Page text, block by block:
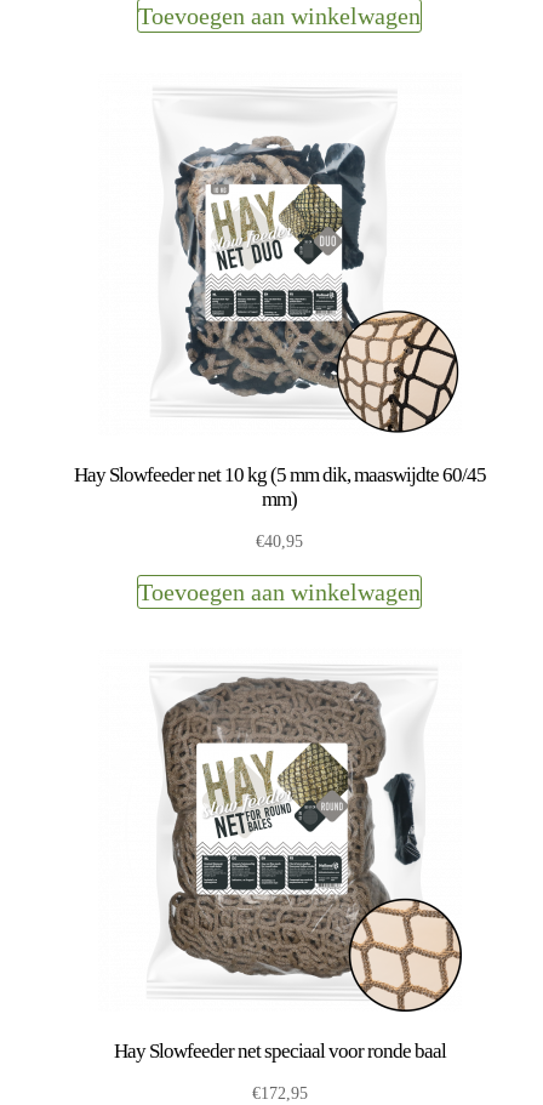
Toevoegen aan winkelwagen
Hay Slowfeeder net 10 kg (5 mm dik, maaswijdte 60/45
mm)
€40,95
Toevoegen aan winkelwagen
Hay Slowfeeder net speciaal voor ronde baal
€172,95